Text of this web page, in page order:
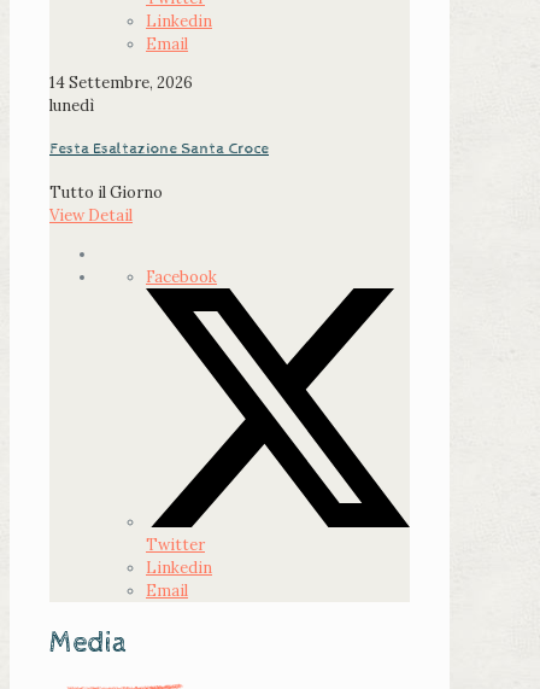
Linkedin
Email
14Settembre, 2026
lunedì
Festa Esaltazione Santa Croce
Tutto il Giorno
View Detail
Facebook
Twitter
Linkedin
Email
Media